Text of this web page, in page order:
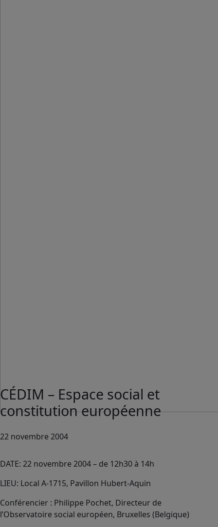
CÉDIM – Espace social et
constitution européenne
22 novembre 2004
DATE: 22 novembre 2004 – de 12h30 à 14h
LIEU: Local A-1715, Pavillon Hubert-Aquin
Conférencier : Philippe Pochet, Directeur de
l’Observatoire social européen, Bruxelles (Belgique)